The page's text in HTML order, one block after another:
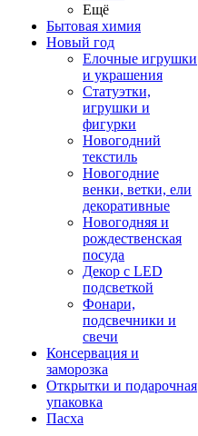
Ещё
Бытовая химия
Новый год
Елочные игрушки
и украшения
Статуэтки,
игрушки и
фигурки
Новогодний
текстиль
Новогодние
венки, ветки, ели
декоративные
Новогодняя и
рождественская
посуда
Декор с LED
подсветкой
Фонари,
подсвечники и
свечи
Консервация и
заморозка
Открытки и подарочная
упаковка
Пасха